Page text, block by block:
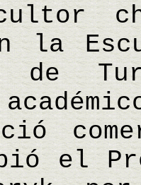
la
de
el